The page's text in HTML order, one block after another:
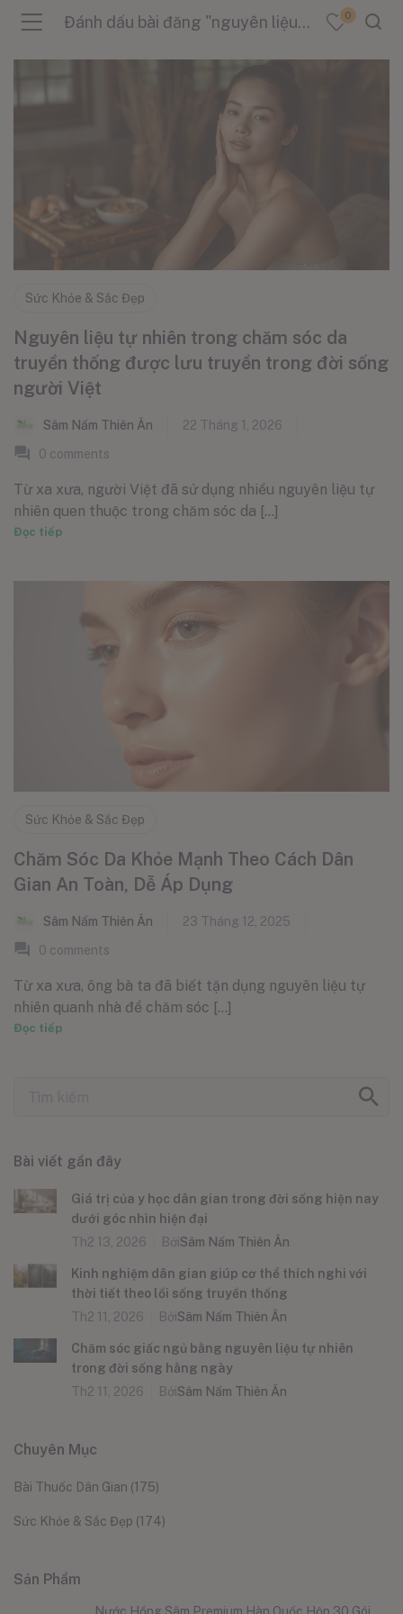
(Tin Tức )
Đánh dấu bài đăng "nguyên liệu thiên nhiên" 0
Sức Khỏe & Sắc Đẹp
Nguyên liệu tự nhiên trong chăm sóc da
truyền thống được lưu truyền trong đời sống
người Việt
Sâm Nấm Thiên Ân
22 Tháng 1, 2026
0 comments
Từ xa xưa, người Việt đã sử dụng nhiều nguyên liệu tự
nhiên quen thuộc trong chăm sóc da [...]
Đọc tiếp
Sức Khỏe & Sắc Đẹp
Chăm Sóc Da Khỏe Mạnh Theo Cách Dân
Gian An Toàn, Dễ Áp Dụng
Sâm Nấm Thiên Ân
23 Tháng 12, 2025
0 comments
Từ xa xưa, ông bà ta đã biết tận dụng nguyên liệu tự
nhiên quanh nhà để chăm sóc [...]
Đọc tiếp
Bài viết gần đây
Giá trị của y học dân gian trong đời sống hiện nay
dưới góc nhìn hiện đại
Th2 13, 2026
BởiSâm Nấm Thiên Ân
Kinh nghiệm dân gian giúp cơ thể thích nghi với
thời tiết theo lối sống truyền thống
Th2 11, 2026
BởiSâm Nấm Thiên Ân
Chăm sóc giấc ngủ bằng nguyên liệu tự nhiên
trong đời sống hằng ngày
Th2 11, 2026
BởiSâm Nấm Thiên Ân
Chuyên Mục
Bài Thuốc Dân Gian (175)
Sức Khỏe & Sắc Đẹp (174)
Sản Phẩm